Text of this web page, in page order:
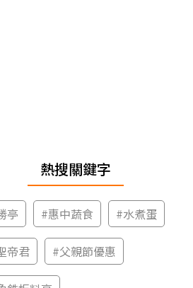
熱搜關鍵字
亭 #惠中蔬食 #水煮蛋
帝君 #父親節優惠